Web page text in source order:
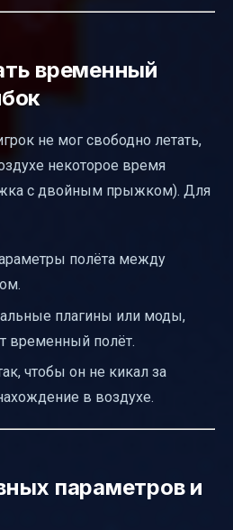
временный
не мог свободно летать,
некоторое время
с двойным прыжком). Для
полёта между
плагины или моды,
временный полёт.
чтобы он не кикал за
в воздухе.
параметров и